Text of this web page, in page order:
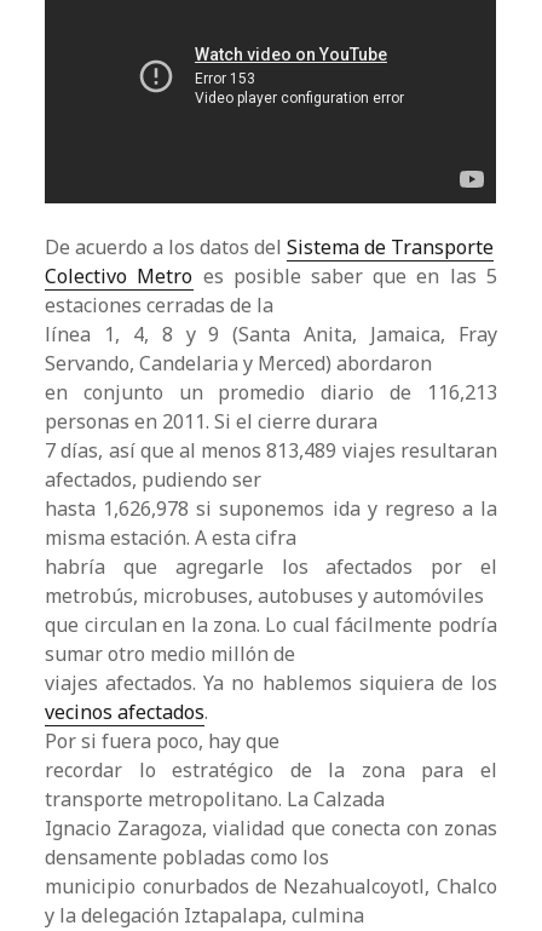
De acuerdo a los datos delSistema de Transporte
Colectivo Metro es posible saber que en las 5
estaciones cerradas de la
línea 1, 4, 8 y 9 (Santa Anita, Jamaica, Fray
Servando, Candelaria y Merced) abordaron
en conjunto un promedio diario de 116,213
personas en 2011. Si el cierre durara
7 días, así que al menos 813,489 viajes resultaran
afectados, pudiendo ser
hasta 1,626,978 si suponemos ida y regreso a la
misma estación. A esta cifra
habría que agregarle los afectados por el
metrobús, microbuses, autobuses y automóviles
que circulan en la zona. Lo cual fácilmente podría
sumar otro medio millón de
viajes afectados. Ya no hablemos siquiera de los
vecinos afectados.
Por si fuera poco, hay que
recordar lo estratégico de la zona para el
transporte metropolitano. La Calzada
Ignacio Zaragoza, vialidad que conecta con zonas
densamente pobladas como los
municipio conurbados de Nezahualcoyotl, Chalco
y la delegación Iztapalapa, culmina